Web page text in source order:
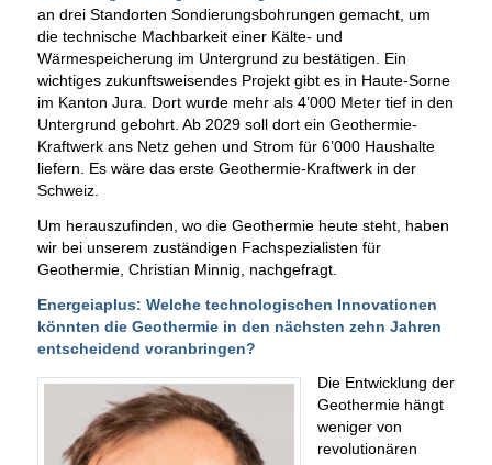
an drei Standorten Sondierungsbohrungen gemacht, um
die technische Machbarkeit einer Kälte- und
Wärmespeicherung im Untergrund zu bestätigen. Ein
wichtiges zukunftsweisendes Projekt gibt es in Haute-Sorne
im Kanton Jura. Dort wurde mehr als 4’000 Meter tief in den
Untergrund gebohrt. Ab 2029 soll dort ein Geothermie-
Kraftwerk ans Netz gehen und Strom für 6’000 Haushalte
liefern. Es wäre das erste Geothermie-Kraftwerk in der
Schweiz.
Um herauszufinden, wo die Geothermie heute steht, haben
wir bei unserem zuständigen Fachspezialisten für
Geothermie, Christian Minnig, nachgefragt.
Energeiaplus: Welche technologischen Innovationen
könnten die Geothermie in den nächsten zehn Jahren
entscheidend voranbringen?
Die Entwicklung der
Geothermie hängt
weniger von
revolutionären